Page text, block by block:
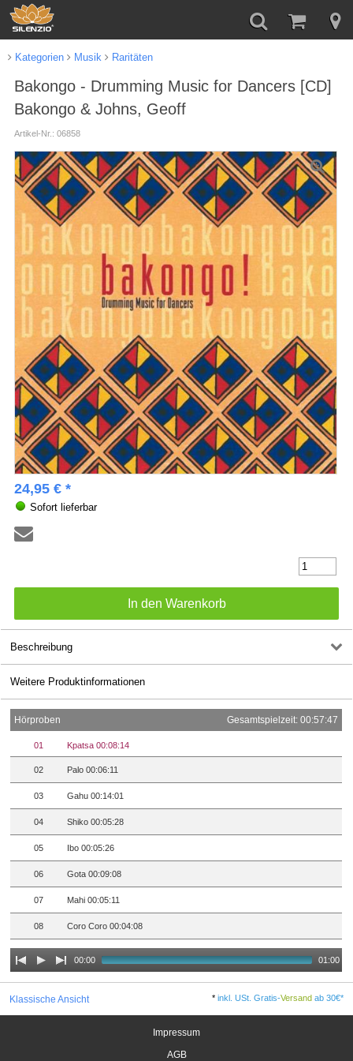
Kategorien Musik Raritäten
Bakongo - Drumming Music for Dancers [CD]
Bakongo & Johns, Geoff
Artikel-Nr.: 06858
24,95 € *
Sofort lieferbar
Beschreibung
Weitere Produktinformationen
Hörproben Gesamtspielzeit: 00:57:47
01 Kpatsa 00:08:14
02 Palo 00:06:11
03 Gahu 00:14:01
04 Shiko 00:05:28
05 Ibo 00:05:26
06 Gota 00:09:08
07 Mahi 00:05:11
08 Coro Coro 00:04:08
00:00 01:00
Klassische Ansicht *inkl. USt. Gratis-Versand ab 30€*
Impressum
AGB